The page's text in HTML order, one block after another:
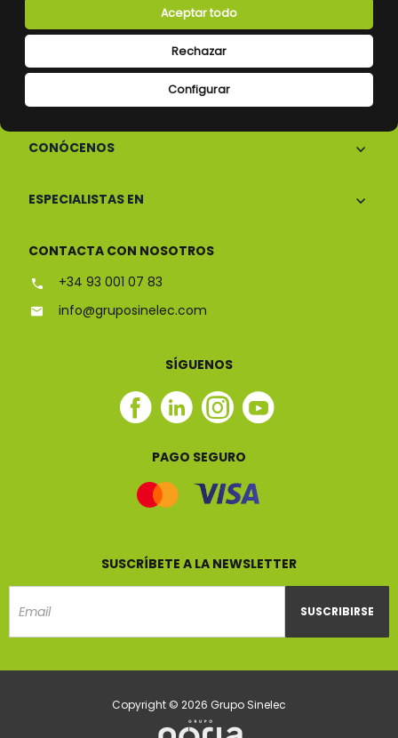
Configurar
Rechazar
Aceptar todo
CONÓCENOS
ESPECIALISTAS EN
CONTACTA CON NOSOTROS
+34 93 001 07 83
info@gruposinelec.com
SÍGUENOS
Facebook
Linkedin
Instagram
Youtube
PAGO SEGURO
SUSCRÍBETE A LA NEWSLETTER
SUSCRIBIRSE
Copyright © 2026 Grupo Sinelec